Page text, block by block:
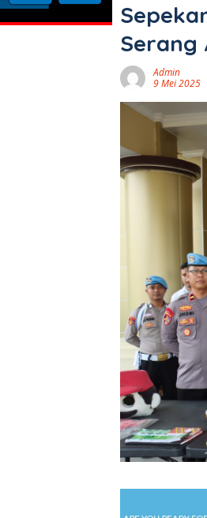
Serang
Admin
9 Mei 2025